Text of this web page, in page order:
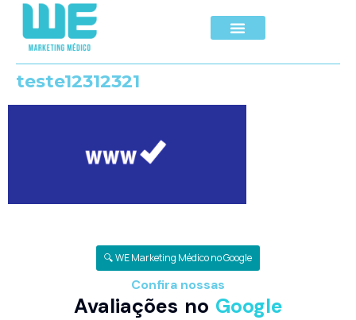
teste12312321
🔍 WE Marketing Médico no Google
Confira nossas
Avaliações no Google